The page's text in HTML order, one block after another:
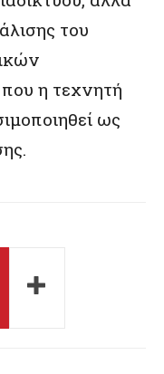
του
η τεχνητή
ως